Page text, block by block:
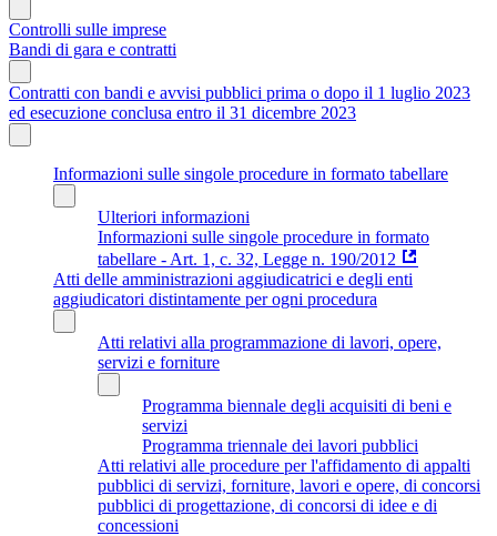
Controlli sulle imprese
Bandi di gara e contratti
Contratti con bandi e avvisi pubblici prima o dopo il 1 luglio 2023
ed esecuzione conclusa entro il 31 dicembre 2023
Informazioni sulle singole procedure in formato tabellare
Ulteriori informazioni
Informazioni sulle singole procedure in formato
tabellare - Art. 1, c. 32, Legge n. 190/2012
Atti delle amministrazioni aggiudicatrici e degli enti
aggiudicatori distintamente per ogni procedura
Atti relativi alla programmazione di lavori, opere,
servizi e forniture
Programma biennale degli acquisiti di beni e
servizi
Programma triennale dei lavori pubblici
Atti relativi alle procedure per l'affidamento di appalti
pubblici di servizi, forniture, lavori e opere, di concorsi
pubblici di progettazione, di concorsi di idee e di
concessioni